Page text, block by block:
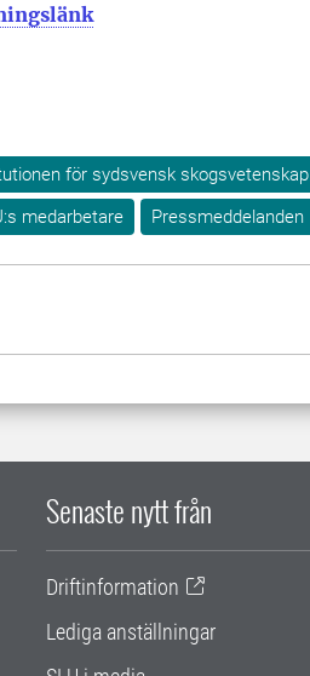
för sydsvensk skogsvetenskap
medarbetare Pressmeddelanden
Senaste nytt från
Driftinformation
Lediga anställningar